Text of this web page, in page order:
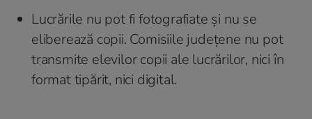
Lucrările nu pot fi fotografiate și nu se
eliberează copii. Comisiile județene nu pot
transmite elevilor copii ale lucrărilor, nici în
format tipărit, nici digital.